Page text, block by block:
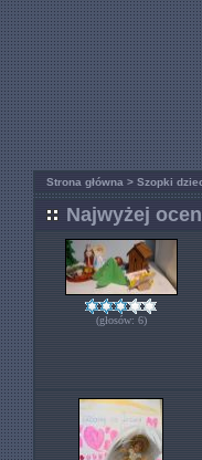
Strona główna > Szopki
Najwyżej
(głosów: 6)